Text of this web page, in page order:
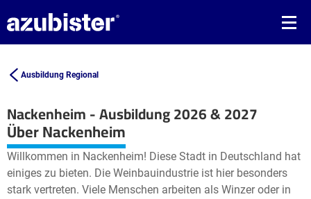
Ausbildung Regional
Nackenheim - Ausbildung 2026 & 2027
+
−
Leaflet| ©OpenStreetMap2
Über Nackenheim
Willkommen in Nackenheim! Diese Stadt in Deutschland hat
einiges zu bieten. Die Weinbauindustrie ist hier besonders
stark vertreten. Viele Menschen arbeiten als Winzer oder in